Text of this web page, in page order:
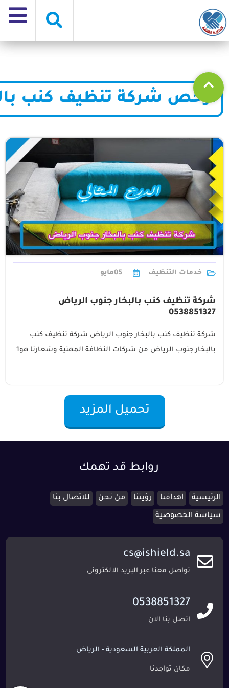
ارخص شركة تنظيف كنب
خدمات التنظيف 05مايو
شركة تنظيف كنب بالبخار جنوب الرياض
0538851327
شركة تنظيف كنب بالبخار جنوب الرياض شركة تنظيف كنب
بالبخار جنوب الرياض من شركات النظافة المهنية وشعارنا هو1
تحميل المزيد
روابط قد تهمك
الرئيسية اهدافنا رؤيتنا من نحن للاتصال بنا
سياسة الخصوصية
cs@ishield.sa
تواصل معنا عبر البريد الالكترونى
0538851327
اتصل بنا الان
المملكة العربية السعودية - الرياض
مكان تواجدنا